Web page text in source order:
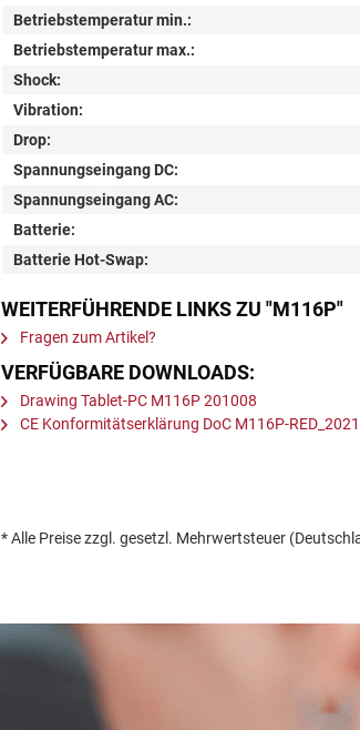
Betriebstemperatur min.:
Betriebstemperatur max.:
Shock:
Vibration:
Drop:
Spannungseingang DC:
Spannungseingang AC:
Batterie:
Batterie Hot-Swap:
WEITERFÜHRENDE LINKS ZU "M116P"
Fragen zum Artikel?
VERFÜGBARE DOWNLOADS:
Drawing Tablet-PC M116P 201008
CE Konformitätserklärung DoC M116P-
* Alle Preise zzgl. gesetzl. Mehrwertsteuer